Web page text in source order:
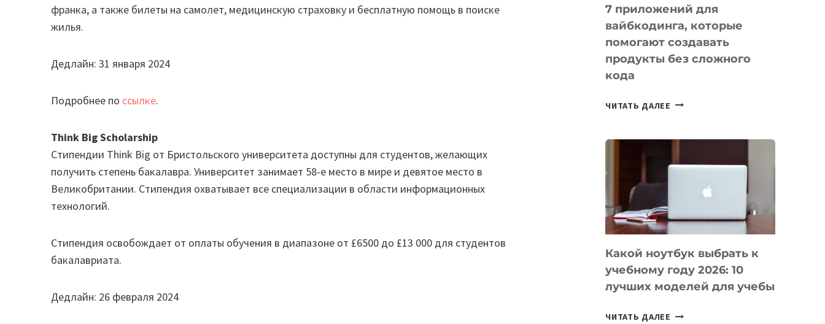
франка, а также билеты на самолет, медицинскую страховку и бесплатную помощь в поиске
жилья.
Дедлайн: 31 января 2024
Подробнее по ссылке.
Think Big Scholarship
Стипендии Think Big от Бристольского университета доступны для студентов, желающих
получить степень бакалавра. Университет занимает 58-е место в мире и девятое место в
Великобритании. Стипендия охватывает все специализации в области информационных
технологий.
Стипендия освобождает от оплаты обучения в диапазоне от £6500 до £13 000 для студентов
бакалавриата.
Дедлайн: 26 февраля 2024
7 приложений для
вайбкодинга, которые
помогают создавать
продукты без сложного
кода
ЧИТАТЬ ДАЛЕЕ
КОТОРЫЕ
СОЗДАВАТЬ
БЕЗ
КОДА
Какой ноутбук выбрать к
учебному году 2026: 10
лучших моделей для учебы
ЧИТАТЬ ДАЛЕЕ КАКОЙ